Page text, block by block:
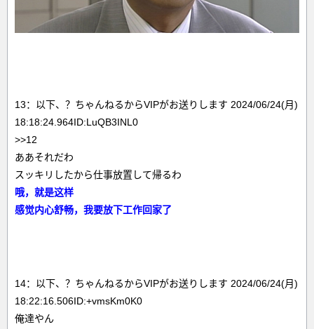
13：以下、？ちゃんねるからVIPがお送りします 2024/06/24(月)
18:18:24.964ID:LuQB3INL0
>>12
ああそれだわ
スッキリしたから仕事放置して帰るわ
哦，就是这样
感觉内心舒畅，我要放下工作回家了
14：以下、？ちゃんねるからVIPがお送りします 2024/06/24(月)
18:22:16.506ID:+vmsKm0K0
俺達やん